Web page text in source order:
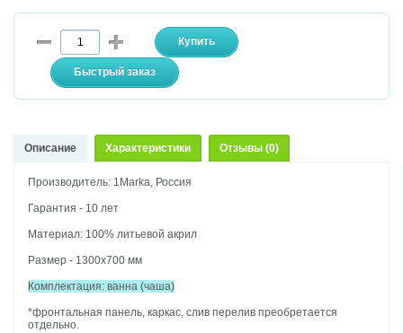
Описание Характеристики Отзывы (0)
Производитель: 1Marka, Россия
Гарантия - 10 лет
Материал: 100% литьевой акрил
Размер - 1300x700 мм
Комплектация: ванна (чаша)
*фронтальная панель, каркас, слив перелив преобретается
отдельно.